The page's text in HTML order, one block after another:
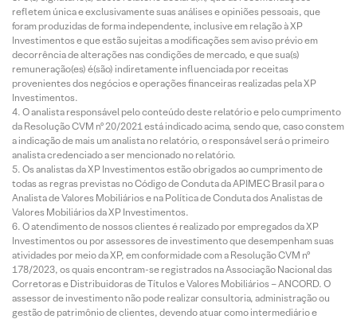
refletem única e exclusivamente suas análises e opiniões pessoais, que
foram produzidas de forma independente, inclusive em relação à XP
Investimentos e que estão sujeitas a modificações sem aviso prévio em
decorrência de alterações nas condições de mercado, e que sua(s)
remuneração(es) é(são) indiretamente influenciada por receitas
provenientes dos negócios e operações financeiras realizadas pela XP
Investimentos.
O analista responsável pelo conteúdo deste relatório e pelo cumprimento
da Resolução CVM nº 20/2021 está indicado acima, sendo que, caso constem
a indicação de mais um analista no relatório, o responsável será o primeiro
analista credenciado a ser mencionado no relatório.
Os analistas da XP Investimentos estão obrigados ao cumprimento de
todas as regras previstas no Código de Conduta da APIMEC Brasil para o
Analista de Valores Mobiliários e na Política de Conduta dos Analistas de
Valores Mobiliários da XP Investimentos.
O atendimento de nossos clientes é realizado por empregados da XP
Investimentos ou por assessores de investimento que desempenham suas
atividades por meio da XP, em conformidade com a Resolução CVM nº
178/2023, os quais encontram-se registrados na Associação Nacional das
Corretoras e Distribuidoras de Títulos e Valores Mobiliários – ANCORD. O
assessor de investimento não pode realizar consultoria, administração ou
gestão de patrimônio de clientes, devendo atuar como intermediário e